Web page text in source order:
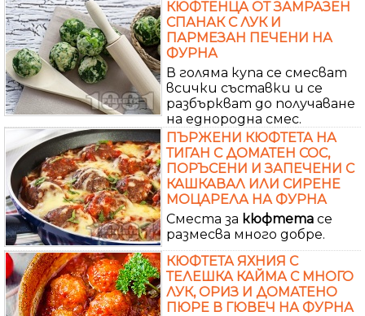
КЮФТЕНЦА ОТ ЗАМРАЗЕН
СПАНАК С ЛУК И
ПАРМЕЗАН ПЕЧЕНИ НА
ФУРНА
В голяма купа се смесват
всички съставки и се
разбъркват до получаване
на еднородна смес.
ПЪРЖЕНИ КЮФТЕТА НА
ТИГАН С ДОМАТЕН СОС,
ПОРЪСЕНИ И ЗАПЕЧЕНИ С
КАШКАВАЛ ИЛИ СИРЕНЕ
МОЦАРЕЛА НА ФУРНА
Сместа за кюфтета се
размесва много добре.
КЮФТЕТА ЯХНИЯ С
ТЕЛЕШКА КАЙМА С МНОГО
ЛУК, ОРИЗ И ДОМАТЕНО
ПЮРЕ В ГЮВЕЧ НА ФУРНА